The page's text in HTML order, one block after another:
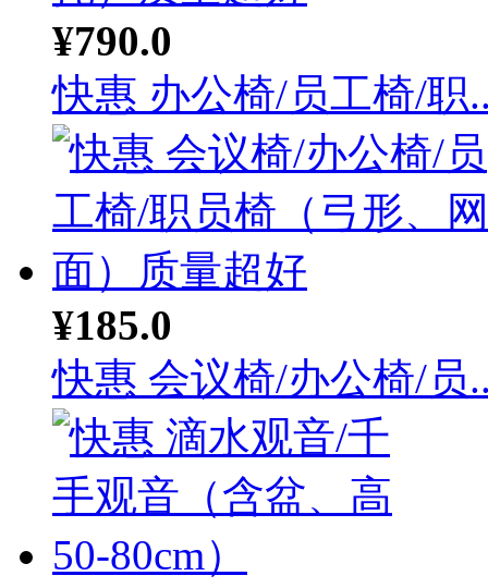
¥790.0
快惠 办公椅/员工椅/职
¥185.0
快惠 会议椅/办公椅/员